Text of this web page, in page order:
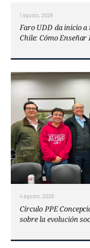
1 agosto, 2026
Faro UDD da inicio a
Chile: Cómo Enseñar
4 agosto, 2026
Círculo PPE
sobre la evolución